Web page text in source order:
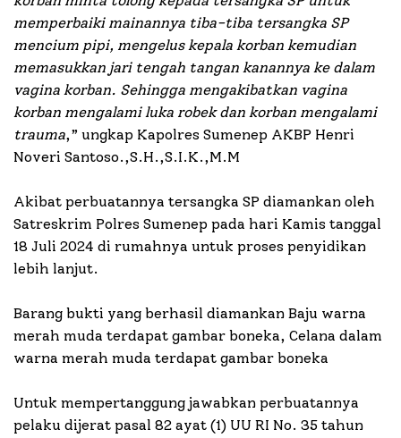
memperbaiki mainannya tiba-tiba tersangka SP
mencium pipi, mengelus kepala korban kemudian
memasukkan jari tengah tangan kanannya ke dalam
vagina korban. Sehingga mengakibatkan vagina
korban mengalami luka robek dan korban mengalami
trauma,” ungkap Kapolres Sumenep AKBP Henri
Noveri Santoso.,S.H.,S.I.K.,M.M
Akibat perbuatannya tersangka SP diamankan oleh
Satreskrim Polres Sumenep pada hari Kamis tanggal
18 Juli 2024 di rumahnya untuk proses penyidikan
lebih lanjut.
Barang bukti yang berhasil diamankan Baju warna
merah muda terdapat gambar boneka, Celana dalam
warna merah muda terdapat gambar boneka
Untuk mempertanggung jawabkan perbuatannya
pelaku dijerat pasal 82 ayat (1) UU RI No. 35 tahun